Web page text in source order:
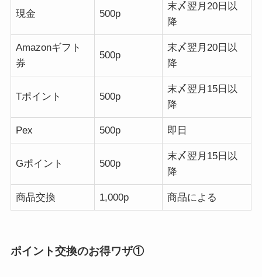
現金 500p
末〆翌月20日以
降
Amazonギフト
券
500p
末〆翌月20日以
降
Tポイント 500p
末〆翌月15日以
降
Pex 500p 即日
Gポイント 500p
末〆翌月15日以
降
商品交換 1,000p 商品による
ポイント交換のお得ワザ①